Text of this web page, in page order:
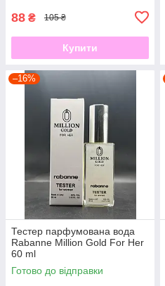
88 ₴ 105 ₴
Купити
–16%
Тестер парфумована вода
Rabanne Million Gold For Her
60 ml
Готово до відправки